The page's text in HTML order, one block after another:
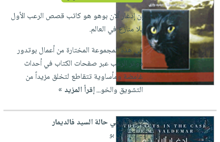
إن إدغار آلان بوهو هو كاتب قصص الرعب الأول
بلا منازع في العالم.
في هذه المجموعة المختارة من أعمال بوتدور
دوائر الرعب عبر صفحات الكتاب في أحداث
غامضة ومأساوية تتقاطع لتخلق مزيداً من
التشويق والخو...إقرأ المزيد »
الحقائق في حالة السيد فالديمار
لـ إدغار آلان بو